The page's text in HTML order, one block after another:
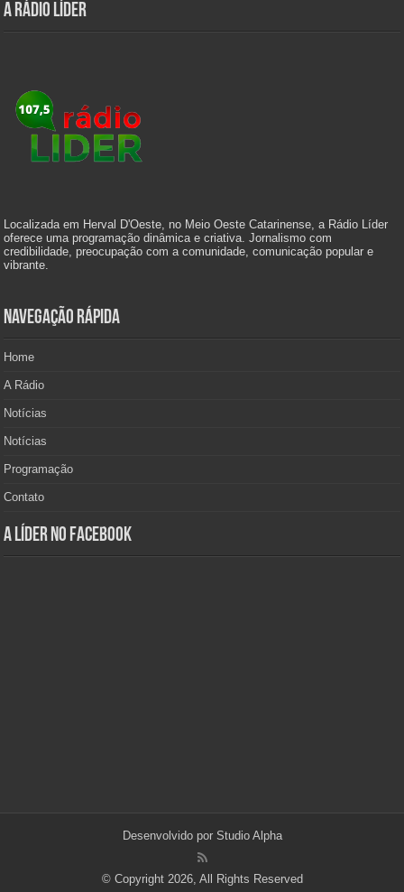
A Rádio Líder
Localizada em Herval D'Oeste, no Meio Oeste Catarinense, a Rádio Líder
oferece uma programação dinâmica e criativa. Jornalismo com
credibilidade, preocupação com a comunidade, comunicação popular e
vibrante.
Navegação Rápida
Home
A Rádio
Notícias
Notícias
Programação
Contato
A Líder no Facebook
Desenvolvido por Studio Alpha
© Copyright 2026, All Rights Reserved